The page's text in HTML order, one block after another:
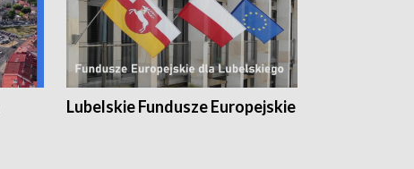
Lubelskie Fundusze Europejskie